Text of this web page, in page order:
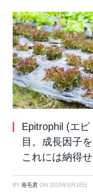
Epitrophil (エ
目。成長因子
これには納得
BY 発毛君 ON 2015年9月18日